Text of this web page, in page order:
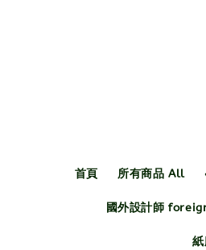
首頁 所有商品 All
國外設計師